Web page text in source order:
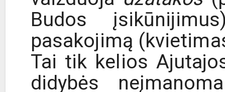
Budos
pasakojimą
Tai tik kelios
didybės